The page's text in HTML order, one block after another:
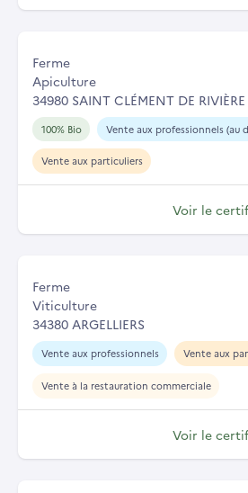
Ferme
Apiculture
34980 SAINT CLÉMENT DE RIVIÈRE
100% Bio Vente aux professionnels (au
Vente aux particuliers
Voir le
Ferme
Viticulture
34380 ARGELLIERS
Vente aux professionnels Vente aux
Vente à la restauration commerciale
Voir le